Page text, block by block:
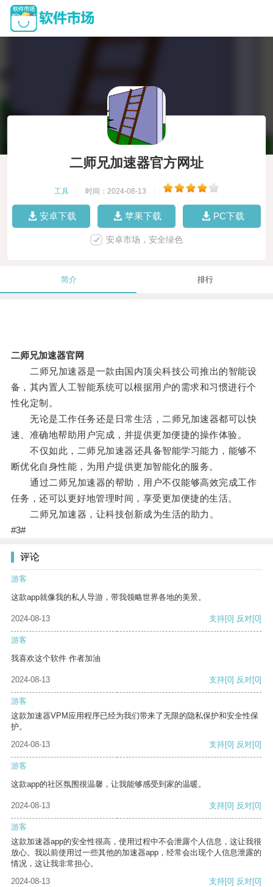
二师兄加速器官方网址
工具 时间：2024-08-13
安卓下载 苹果下载 PC下载
安卓市场，安全绿色
简介 排行
二师兄加速器官网
二师兄加速器是一款由国内顶尖科技公司推出的智能设
备，其内置人工智能系统可以根据用户的需求和习惯进行个
性化定制。
无论是工作任务还是日常生活，二师兄加速器都可以快
速、准确地帮助用户完成，并提供更加便捷的操作体验。
不仅如此，二师兄加速器还具备智能学习能力，能够不
断优化自身性能，为用户提供更加智能化的服务。
通过二师兄加速器的帮助，用户不仅能够高效完成工作
任务，还可以更好地管理时间，享受更加便捷的生活。
二师兄加速器，让科技创新成为生活的助力。
#3#
评论
游客
这款app就像我的私人导游，带我领略世界各地的美景。
2024-08-13 支持[0] 反对[0]
游客
我喜欢这个软件 作者加油
2024-08-13 支持[0] 反对[0]
游客
这款加速器VPM应用程序已经为我们带来了无限的隐私保护和安全性保
护。
2024-08-13
支持[0] 反对[0]
游客
这款app的社区氛围很温馨，让我能够感受到家的温暖。
2024-08-13 支持[0] 反对[0]
游客
这款加速器app的安全性很高，使用过程中不会泄露个人信息，这让我很
放心。我以前使用过一些其他的加速器app，经常会出现个人信息泄露的
情况，这让我非常担心。
2024-08-13
支持[0] 反对[0]